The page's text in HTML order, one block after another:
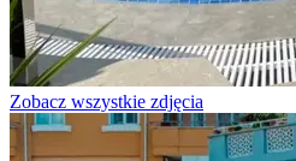
Zobacz wszystkie zdjęcia